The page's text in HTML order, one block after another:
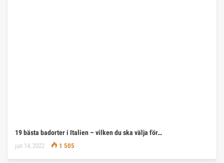
19 bästa badorter i Italien – vilken du ska välja för…
jun 14, 2022 1 505